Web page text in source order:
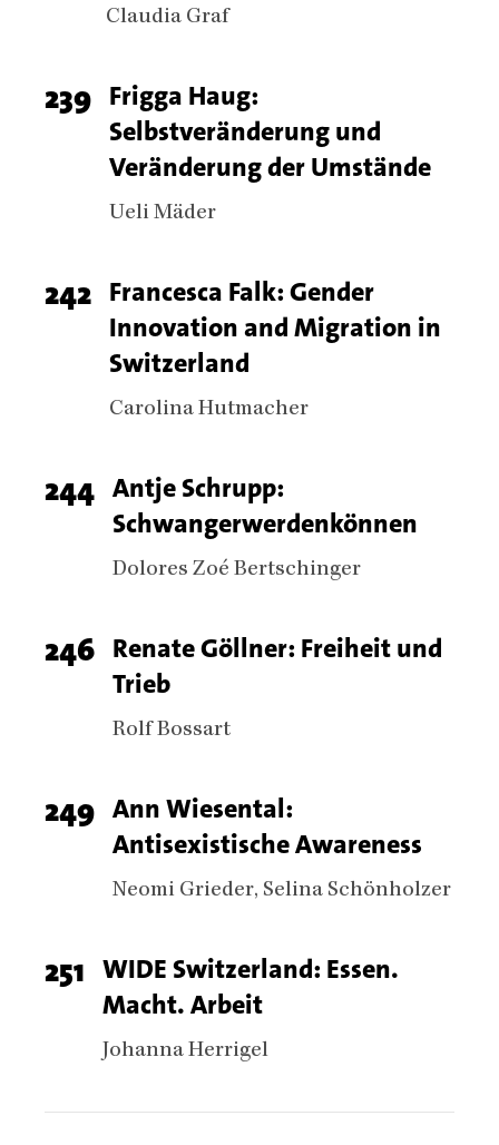
Authors
Claudia Graf
Page
number
239 Titel
Frigga Haug:
Selbstveränderung und
Veränderung der Umstände
Authors
Ueli Mäder
Page
number
242 Titel
Francesca Falk: Gender
Innovation and Migration in
Switzerland
Authors
Carolina Hutmacher
Page
number
244 Titel
Antje Schrupp:
Schwangerwerdenkönnen
Authors
Dolores Zoé Bertschinger
Page
number
246 Titel
Renate Göllner: Freiheit und
Trieb
Authors
Rolf Bossart
Page
number
249 Titel
Ann Wiesental:
Antisexistische Awareness
Authors
Neomi Grieder Selina Schönholzer
Page
number
251 Titel
WIDE Switzerland: Essen.
Macht. Arbeit
Authors
Johanna Herrigel